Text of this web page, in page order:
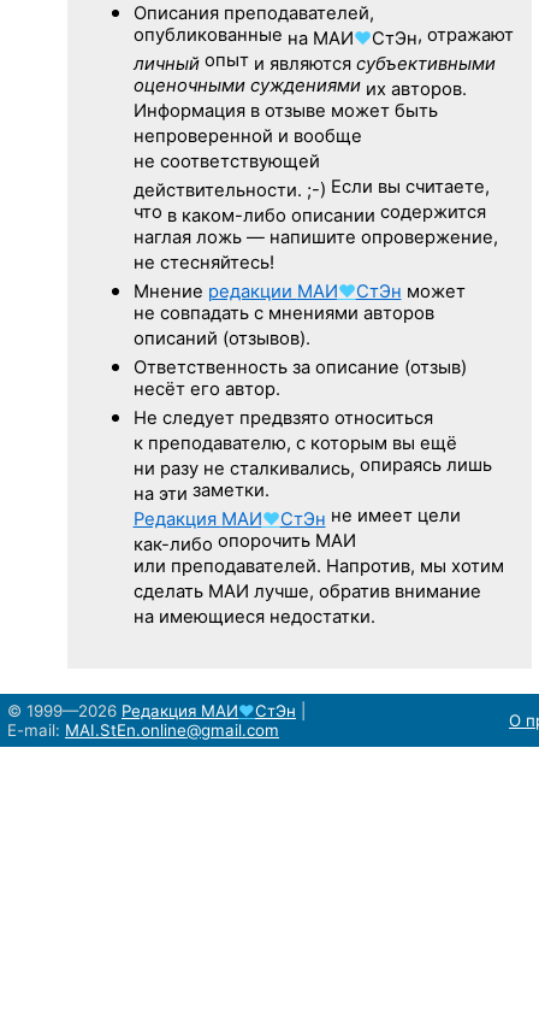
Описания преподавателей,
опубликованные на МАИ♥СтЭн, отражают
личныйопыт и являются субъективными
оценочными суждениямиих авторов.
Информация в отзыве может быть
непроверенной и вообще
не соответствующей
действительности. ;-) Если вы считаете,
что в каком-либо описании содержится
наглая ложь — напишите опровержение,
не стесняйтесь!
Мнение редакции МАИ♥СтЭн может
не совпадать с мнениями авторов
описаний (отзывов).
Ответственность за описание (отзыв)
несёт его автор.
Не следуетпредвзято относиться
к преподавателю, с которым вы ещё
ни разу не сталкивались, опираясь лишь
на эти заметки.
Редакция МАИ♥СтЭн не имеет цели
как-либо опорочить МАИ
или преподавателей. Напротив, мы хотим
сделать МАИ лучше, обратив внимание
на имеющиеся недостатки.
© 1999—2026 Редакция МАИ♥СтЭн
E-mail: MAI.StEn.online@gmail.com О